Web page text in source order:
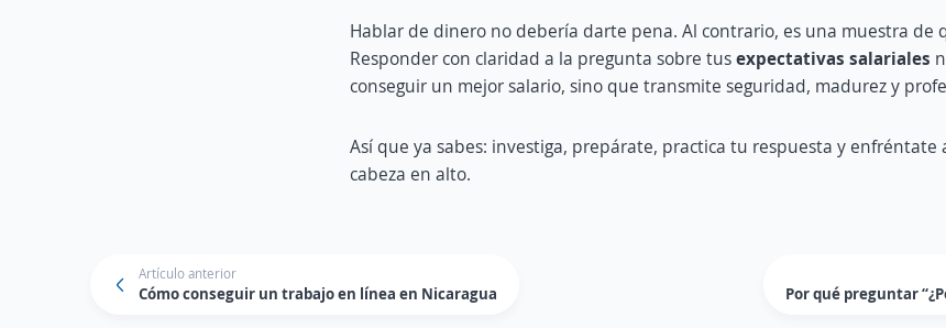
Hablar de dinero no debería darte pena. Al contrario, es una muestra de
Responder con claridad a la pregunta sobre tusexpectativas salariales
conseguir un mejor salario, sino que transmite seguridad, madurez y
Así que ya sabes: investiga, prepárate, practica tu respuesta y enfréntate
cabeza en alto.
Artículo anterior
Cómo conseguir un trabajo en línea en Nicaragua Por qué preguntar